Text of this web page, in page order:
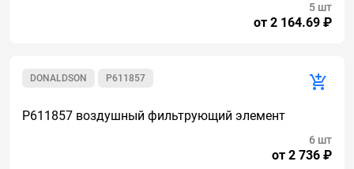
от 2 164.69 ₽
5 шт
P611857
DONALDSON
P611857 воздушный фильтрующий элемент
от 2 736 ₽
6 шт